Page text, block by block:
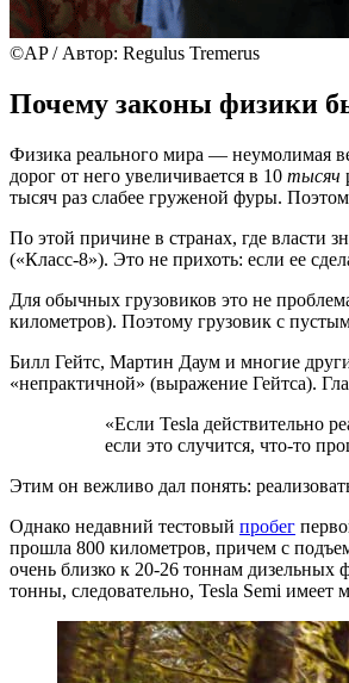
©AP / Автор: Regulus Tremerus
Почему законы физики
Физика реального мира — неумолимая
дорог от него увеличивается в 10 тысяч
тысяч раз слабее груженой фуры.
По этой причине в странах, где власти
(«Класс-8»). Это не прихоть: если ее
Для обычных грузовиков это не
километров). Поэтому грузовик с
Билл Гейтс, Мартин Даум и многие
«непрактичной» (выражение Гейтса).
«Если Tesla действительно
если это случится, что-то
Этим он вежливо дал понять:
Однако недавний тестовый пробег
прошла 800 километров, причем с
очень близко к 20-26 тоннам
тонны, следовательно, Tesla Semi имеет